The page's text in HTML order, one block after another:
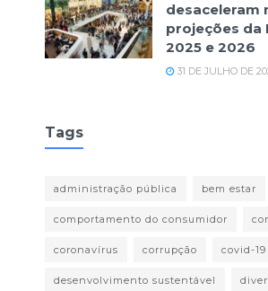
desaceleram
projeções da
2025 e 2026
31 DE JULHO DE
Tags
administração pública bem estar
comportamento do consumidor
coronavírus corrupção covid-19
desenvolvimento sustentável